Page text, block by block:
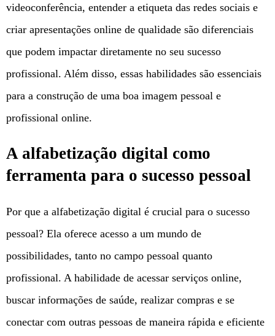
videoconferência, entender a etiqueta das redes sociais e
criar apresentações online de qualidade são diferenciais
que podem impactar diretamente no seu sucesso
profissional. Além disso, essas habilidades são essenciais
para a construção de uma boa imagem pessoal e
profissional online.
A alfabetização digital como
ferramenta para o sucesso pessoal
Por que a alfabetização digital é crucial para o sucesso
pessoal? Ela oferece acesso a um mundo de
possibilidades, tanto no campo pessoal quanto
profissional. A habilidade de acessar serviços online,
buscar informações de saúde, realizar compras e se
conectar com outras pessoas de maneira rápida e eficiente